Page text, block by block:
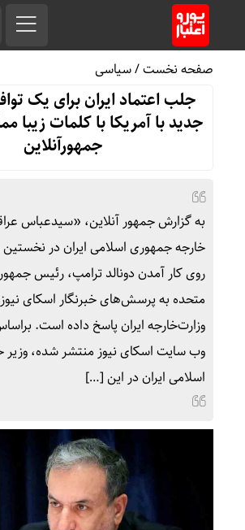
صفحه نخست/سیاسی
جلب اعتماد ایران برای یک
جدید با آمریکا با کلمات
جمهورآنلاین
به گزارش جمهور آنلاین، «سیدعباس
خارجه جمهوری اسلامی ایران در
روی کار آمدن دونالد ترامپ، رئیس
متحده به پرسش‌های خبرنگار اسکای
وزارت‌خارجه ایران پاسخ داده است.
وب سایت اسکای نیوز منتشر شده، وزیر
اسلامی ایران در این […]